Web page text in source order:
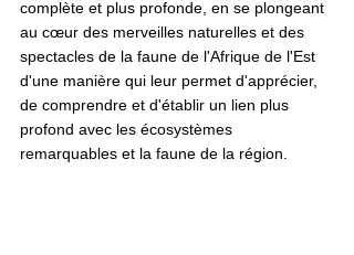
complète et plus profonde, en se plongeant
au cœur des merveilles naturelles et des
spectacles de la faune de l'Afrique de l'Est
d'une manière qui leur permet d'apprécier,
de comprendre et d'établir un lien plus
profond avec les écosystèmes
remarquables et la faune de la région.